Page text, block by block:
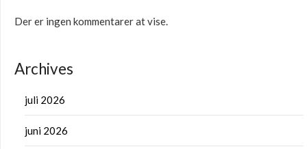
Der er ingen kommentarer at vise.
Archives
juli 2026
juni 2026